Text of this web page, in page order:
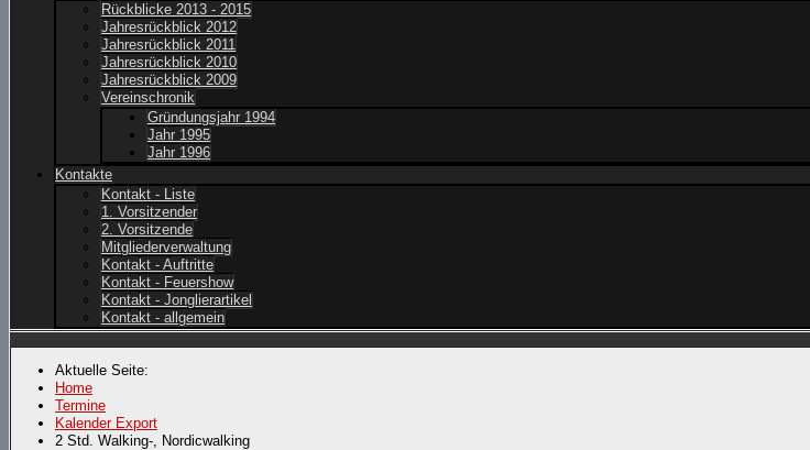
Rückblicke 2013 - 2015
Jahresrückblick 2012
Jahresrückblick 2011
Jahresrückblick 2010
Jahresrückblick 2009
Vereinschronik
Gründungsjahr 1994
Jahr 1995
Jahr 1996
Kontakte
Kontakt - Liste
1. Vorsitzender
2. Vorsitzende
Mitgliederverwaltung
Kontakt - Auftritte
Kontakt - Feuershow
Kontakt - Jonglierartikel
Kontakt - allgemein
Aktuelle Seite:
Home
Termine
Kalender Export
2 Std. Walking-, Nordicwalking